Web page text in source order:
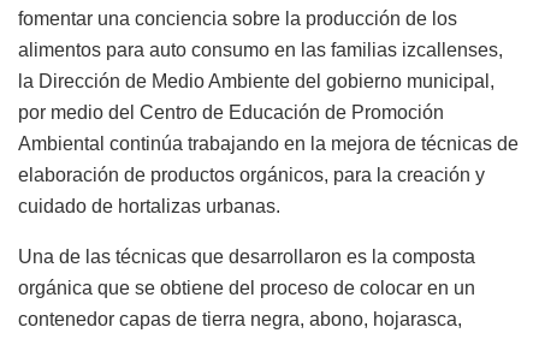
fomentar una conciencia sobre la producción de los
alimentos para auto consumo en las familias izcallenses,
la Dirección de Medio Ambiente del gobierno municipal,
por medio del Centro de Educación de Promoción
Ambiental continúa trabajando en la mejora de técnicas de
elaboración de productos orgánicos, para la creación y
cuidado de hortalizas urbanas.
Una de las técnicas que desarrollaron es la composta
orgánica que se obtiene del proceso de colocar en un
contenedor capas de tierra negra, abono, hojarasca,